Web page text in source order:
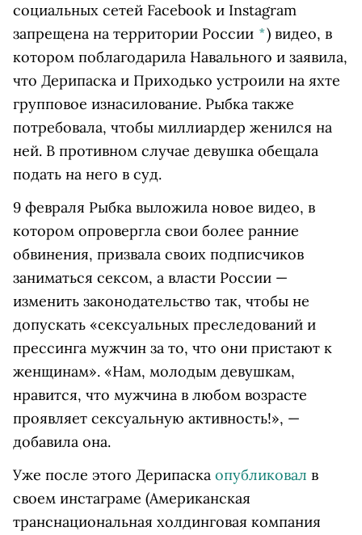
социальных сетей Facebook и Instagram
запрещена на территории России *) видео, в
котором поблагодарила Навального и заявила,
что Дерипаска и Приходько устроили на яхте
групповое изнасилование. Рыбка также
потребовала, чтобы миллиардер женился на
ней. В противном случае девушка обещала
подать на него в суд.
9 февраля Рыбка выложила новое видео, в
котором опровергла свои более ранние
обвинения, призвала своих подписчиков
заниматься сексом, а власти России —
изменить законодательство так, чтобы не
допускать «сексуальных преследований и
прессинга мужчин за то, что они пристают к
женщинам». «Нам, молодым девушкам,
нравится, что мужчина в любом возрасте
проявляет сексуальную активность!», —
добавила она.
Уже после этого Дерипаска опубликовал в
своем инстаграме (Американская
транснациональная холдинговая компания